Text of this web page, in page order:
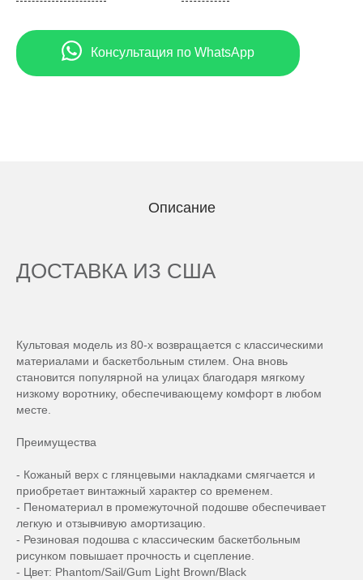
Консультация по WhatsApp
Описание
ДОСТАВКА ИЗ США
Культовая модель из 80-х возвращается с классическими
материалами и баскетбольным стилем. Она вновь
становится популярной на улицах благодаря мягкому
низкому воротнику, обеспечивающему комфорт в любом
месте.
Преимущества
- Кожаный верх с глянцевыми накладками смягчается и
приобретает винтажный характер со временем.
- Пеноматериал в промежуточной подошве обеспечивает
легкую и отзывчивую амортизацию.
- Резиновая подошва с классическим баскетбольным
рисунком повышает прочность и сцепление.
- Цвет: Phantom/Sail/Gum Light Brown/Black